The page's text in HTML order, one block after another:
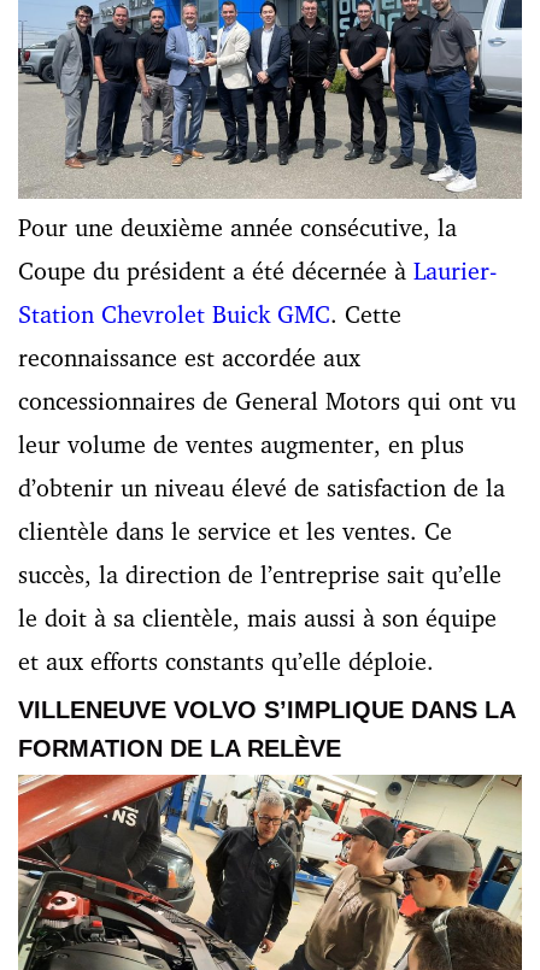
Pour une deuxième année consécutive, la
Coupe du président a été décernée à Laurier-
Station Chevrolet Buick GMC. Cette
reconnaissance est accordée aux
concessionnaires de General Motors qui ont vu
leur volume de ventes augmenter, en plus
d’obtenir un niveau élevé de satisfaction de la
clientèle dans le service et les ventes. Ce
succès, la direction de l’entreprise sait qu’elle
le doit à sa clientèle, mais aussi à son équipe
et aux efforts constants qu’elle déploie.
VILLENEUVE VOLVO S’IMPLIQUE DANS LA
FORMATION DE LA RELÈVE